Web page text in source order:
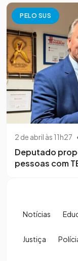
PELO SUS
2 de abril às 11h27
Deputado
pessoas com
Notícias
Justiça